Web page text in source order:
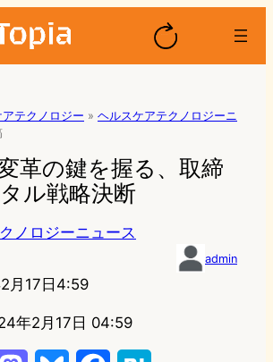
テクノロジー » ヘルスケアテクノロジーニ
革の鍵を握る、取締
ル戦略決断
ノロジーニュース
admin
月17日4:59
年2月17日 04:59